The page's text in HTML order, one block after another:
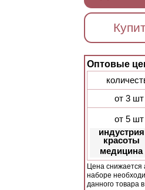
Оптовые
от 3 шт
от 5 шт
индустрия
красоты
медицина
Цена снижается
наборе
данного товара